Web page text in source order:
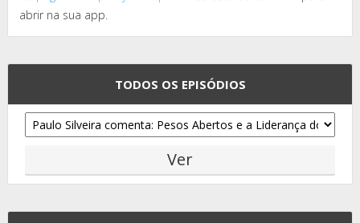
abrir na sua app.
TODOS OS EPISÓDIOS